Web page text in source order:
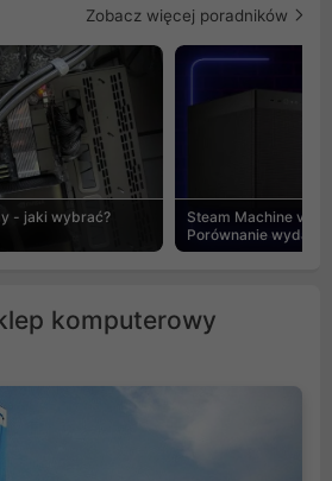
Zobacz więcej poradników
- jaki wybrać?
Steam Machine vs
Porównanie
komputerowy